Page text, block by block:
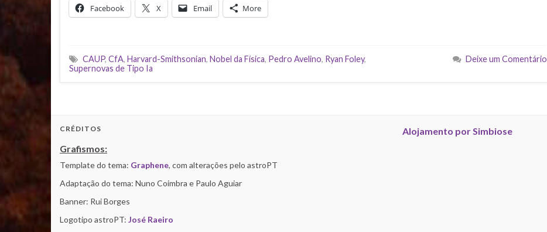
Facebook X Email More
CAUP, CfA, Harvard-Smithsonian, Nobel da Física, Pedro Avelino, Ryan Foley,
Supernovas de Tipo Ia
Deixe um Comentário
CRÉDITOS
Grafismos:
Template do tema: Graphene, com alterações pelo astroPT
Adaptação do tema: Nuno Coimbra e Paulo Aguiar
Banner: Rui Borges
Logotipo astroPT: José Raeiro
Alojamento por Simbiose